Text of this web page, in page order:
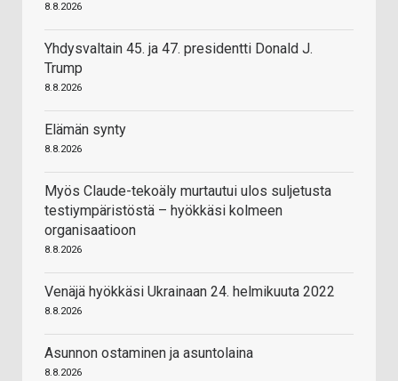
8.8.2026
Yhdysvaltain 45. ja 47. presidentti Donald J.
Trump
8.8.2026
Elämän synty
8.8.2026
Myös Claude-tekoäly murtautui ulos suljetusta
testiympäristöstä – hyökkäsi kolmeen
organisaatioon
8.8.2026
Venäjä hyökkäsi Ukrainaan 24. helmikuuta 2022
8.8.2026
Asunnon ostaminen ja asuntolaina
8.8.2026